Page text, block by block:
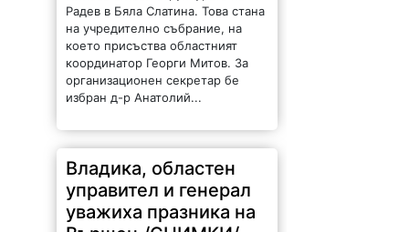
Радев в Бяла Слатина. Това стана
на учредително събрание, на
което присъства областният
координатор Георги Митов. За
организационен секретар бе
избран д-р Анатолий...
Владика, областен
управител и генерал
уважиха празника на